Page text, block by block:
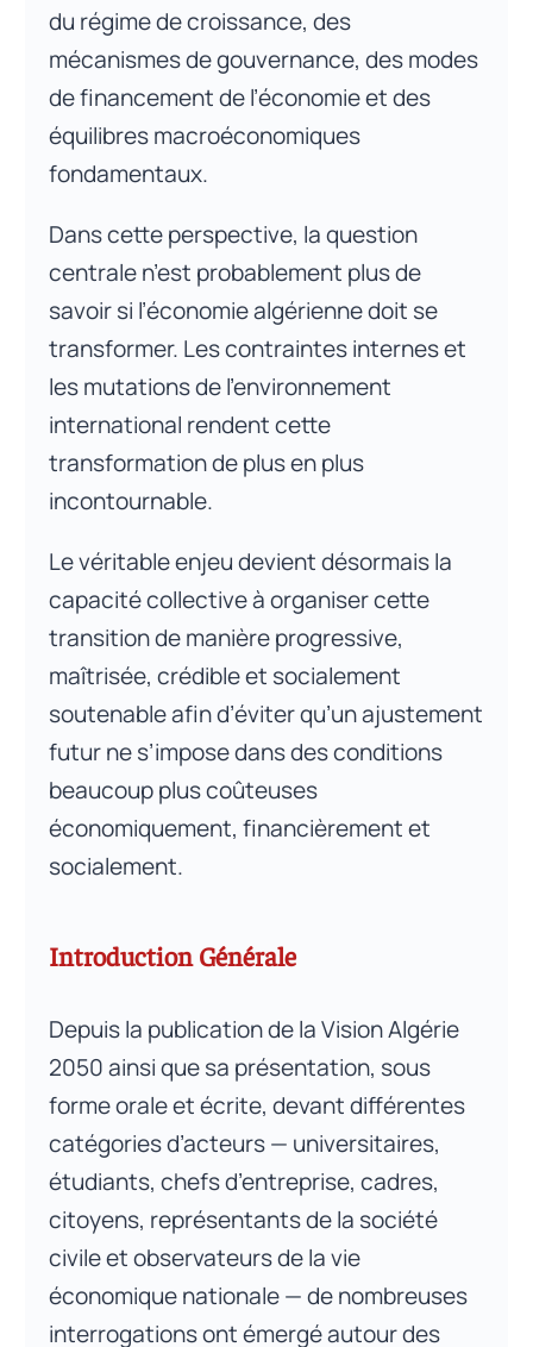
du régime de croissance, des
mécanismes de gouvernance, des modes
de financement de l’économie et des
équilibres macroéconomiques
fondamentaux.
Dans cette perspective, la question
centrale n’est probablement plus de
savoir si l’économie algérienne doit se
transformer. Les contraintes internes et
les mutations de l’environnement
international rendent cette
transformation de plus en plus
incontournable.
Le véritable enjeu devient désormais la
capacité collective à organiser cette
transition de manière progressive,
maîtrisée, crédible et socialement
soutenable afin d’éviter qu’un ajustement
futur ne s’impose dans des conditions
beaucoup plus coûteuses
économiquement, financièrement et
socialement.
Introduction Générale
Depuis la publication de la Vision Algérie
2050 ainsi que sa présentation, sous
forme orale et écrite, devant différentes
catégories d’acteurs — universitaires,
étudiants, chefs d’entreprise, cadres,
citoyens, représentants de la société
civile et observateurs de la vie
économique nationale — de nombreuses
interrogations ont émergé autour des